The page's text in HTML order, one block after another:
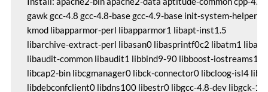
gawk gcc-4.8 gcc-4.8-base gcc-4.9-base init-system-helpers
kmod libapparmor-perl libapparmor1 libapt-inst1.5
libarchive-extract-perl libasan0 libasprintf0c2 libatm1
libaudit-common libaudit1 libbind9-90 libboost-
libcap2-bin libcgmanager0 libck-connector0 libcloog-isl4
libdebconfclient0 libdns100 libestr0 libgcc-4.8-dev libgck-1-0